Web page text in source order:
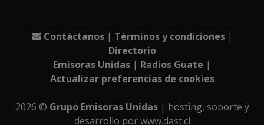
Contáctanos| Términos y condiciones|
Directorio
Emisoras Unidas | Radios Guate |
Actualizar preferencias de cookies
2026 © Grupo Emisoras Unidas| hosting, soporte y
desarrollo porwww.dast.cl